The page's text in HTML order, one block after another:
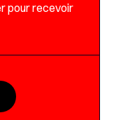
pour recevoir